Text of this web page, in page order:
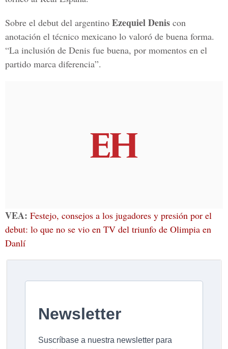
Sobre el debut del argentino Ezequiel Denis con
anotación el técnico mexicano lo valoró de buena forma.
“La inclusión de Denis fue buena, por momentos en el
partido marca diferencia”.
VEA: Festejo, consejos a los jugadores y presión por el
debut: lo que no se vio en TV del triunfo de Olimpia en
Danlí